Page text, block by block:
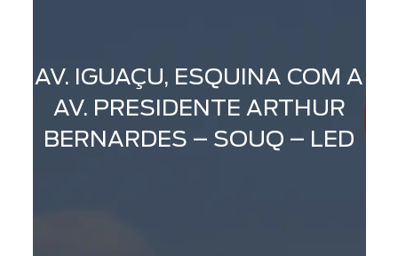
AV. IGUAÇU, ESQUINA COM A
AV. PRESIDENTE ARTHUR
BERNARDES – SOUQ – LED